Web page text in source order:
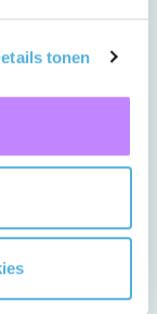
tonen